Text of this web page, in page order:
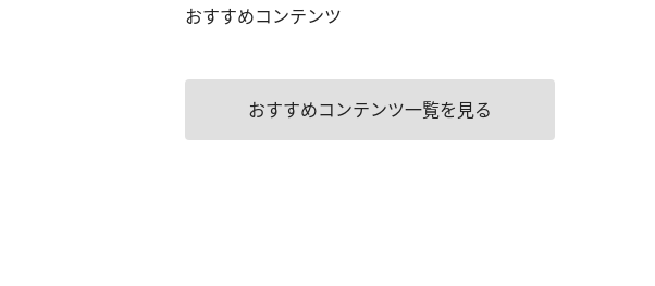
おすすめコンテンツ
おすすめコンテンツ一覧を見る